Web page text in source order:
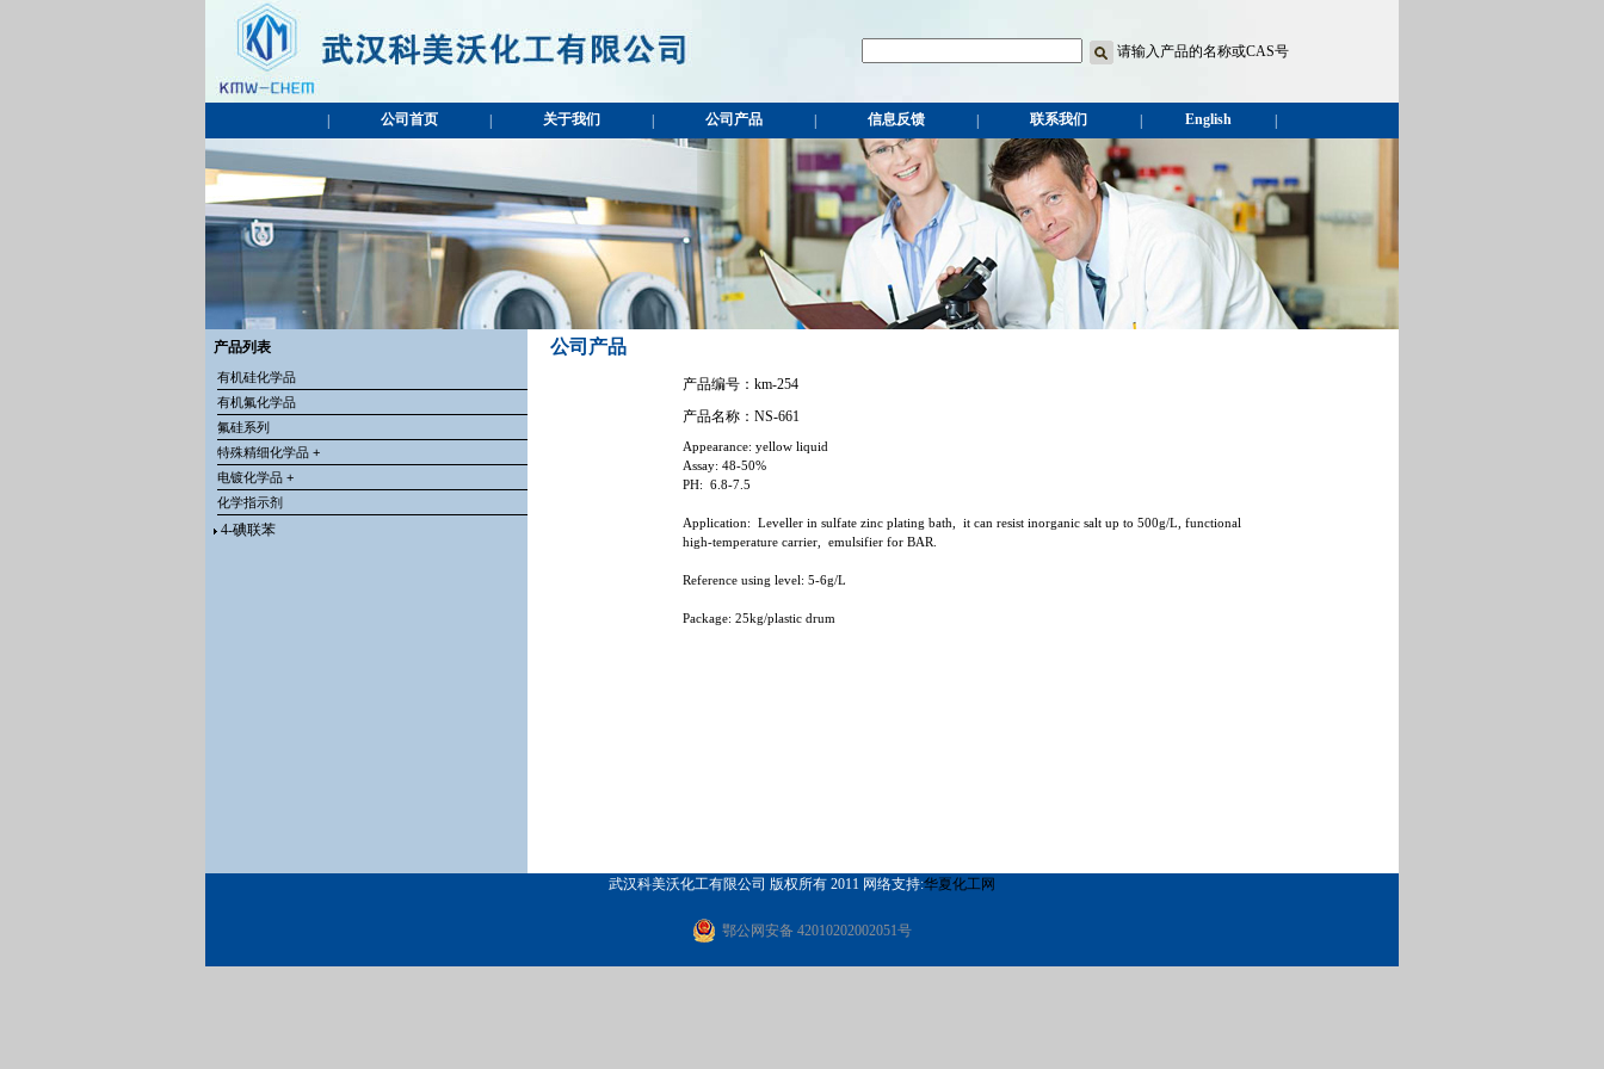
请输入产品的名称或CAS号
公司首页 关于我们 公司产品 信息反馈 联系我们 English
产品列表
有机硅化学品
有机氟化学品
氟硅系列
特殊精细化学品 +
电镀化学品 +
化学指示剂
4-碘联苯
公司产品
产品编号：km-254
产品名称：NS-661
Appearance: yellow liquid
Assay: 48-50%
PH:
6.8-7.5
Application: Leveller in sulfate zinc plating bath,
it can resist inorganic salt up to 500g/L, functional
high-temperature carrier,
emulsifier for BAR.
Reference using level: 5-6g/L
Package: 25kg/plastic drum
武汉科美沃化工有限公司 版权所有 2011 网络支持:华夏化工网
鄂公网安备 42010202002051号